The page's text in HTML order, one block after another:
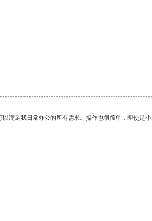
满足我日常办公的所有需求。操作也很简单，即使是小